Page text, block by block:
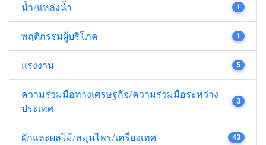
น้ำ/แหล่งน้ำ 1
พฤติกรรมผู้บริโภค 1
แรงงาน 5
ความร่วมมือทางเศรษฐกิจ/ความร่วมมือระหว่าง
ประเทศ
3
ผักและผลไม้/สมุนไพร/เครื่องเทศ 43